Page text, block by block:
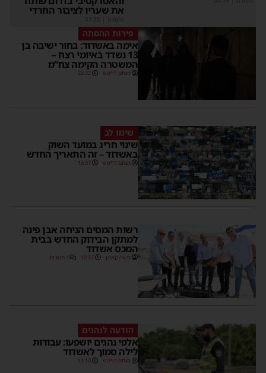
את שעריו לציבור החרדי
מקודם
פירות ההסתה
אימה באשדוד: בחור ישיבה בן
13 נשדד באיומי רצח –
המשטרה הקימה צח”מ
מנחם דויטש 22:32
שימו לב
שינוי חריג במועד השוק
באשדוד – זה התאריך החדש
מנחם דויטש 16:07
רשות המסים הניחה אבן פינה
למתקן הבידוק החדש בבית
המכס אשדוד
משה קאהן 15:37 1 תגובות
הודעה לנהגים
אלפי נהגים יושפעו: עבודות
לילה סמוך לאשדוד
מנחם דויטש 11:10